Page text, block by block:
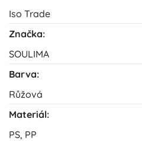
Iso Trade
Značka:
SOULIMA
Barva:
Růžová
Materiál:
PS, PP